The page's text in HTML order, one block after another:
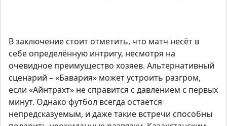
В заключение стоит отметить, что матч несёт в
себе определённую интригу, несмотря на
очевидное преимущество хозяев. Альтернативный
сценарий – «Бавария» может устроить разгром,
если «Айнтрахт» не справится с давлением с первых
минут. Однако футбол всегда остаётся
непредсказуемым, и даже такие встречи способны